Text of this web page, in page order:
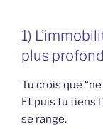
1)
plus profond
Tu crois que
Et puis tu tiens
se range.